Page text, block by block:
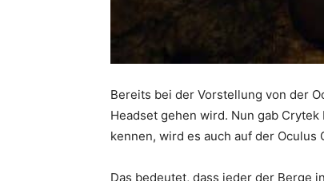
Bereits bei der Vorstellung von der
Headset gehen wird. Nun gab
kennen, wird es auch auf der Oculus
Das bedeutet, dass jeder der Berge